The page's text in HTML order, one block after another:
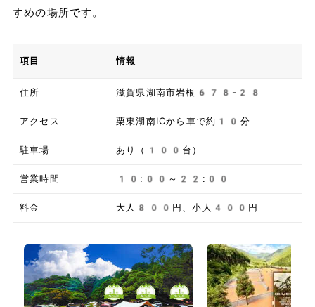
すめの場所です。
項目 情報
住所 滋賀県湖南市岩根678-28
アクセス 栗東湖南ICから車で約10分
駐車場 あり（100台）
営業時間 10:00～22:00
料金 大人800円、小人400円